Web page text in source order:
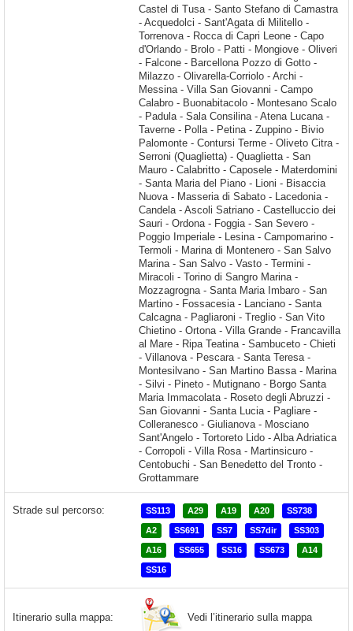
Strade sul percorso: SS113 A29 A19 A20 SS738
A2 SS691 SS7 SS7dir SS303
A16 SS655 SS16 SS673 A14
SS16
Itinerario sulla mappa: Vedi l’itinerario sulla mappa